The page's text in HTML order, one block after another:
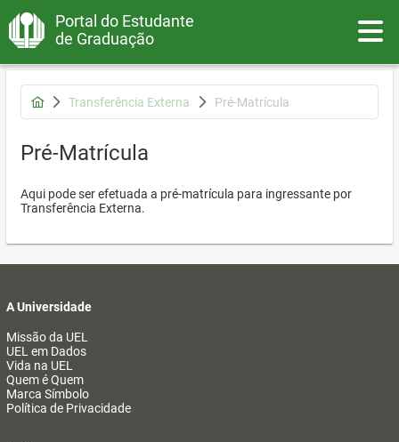
Portal do Estudante
de Graduação
Transferência Externa Pré-Matrícula
Pré-Matrícula
Aqui pode ser efetuada a pré-matrícula para ingressante por
Transferência Externa.
A Universidade
Missão da UEL
UEL em Dados
Vida na UEL
Quem é Quem
Marca Símbolo
Política de Privacidade